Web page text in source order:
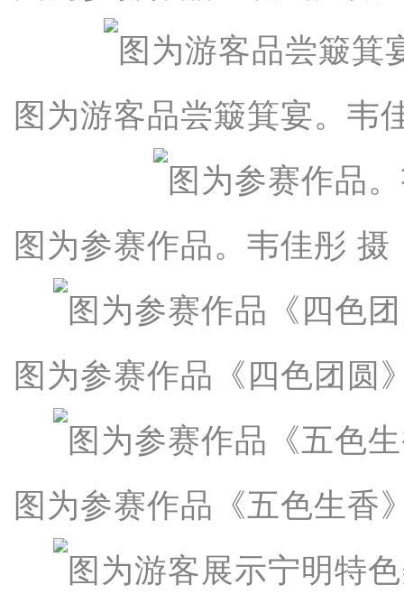
图为游客品尝簸箕宴。韦
图为参赛作品。韦佳彤 摄
图为参赛作品《四色团圆
图为参赛作品《五色生香